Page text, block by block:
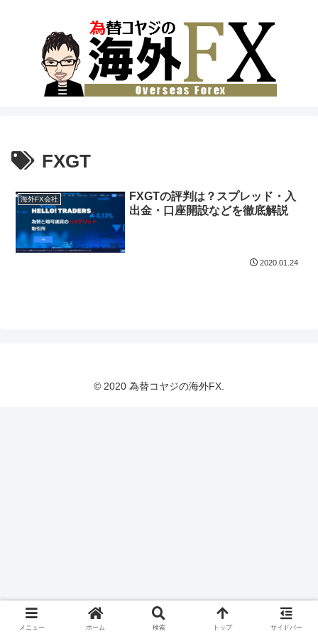
FXGT
海外FX会社
FXGTの評判は？スプレッド・入
出金・口座開設などを徹底解説
2020.01.24
© 2020 為替コヤジの海外FX.
メニュー ホーム 検索 トップ サイドバー